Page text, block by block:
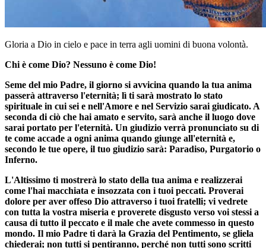
Gloria a Dio in cielo e pace in terra agli uomini di buona volontà.
Chi è come Dio? Nessuno è come Dio!
Seme del mio Padre, il giorno si avvicina quando la tua anima
passerà attraverso l'eternità; lì ti sarà mostrato lo stato
spirituale in cui sei e nell'Amore e nel Servizio sarai giudicato. A
seconda di ciò che hai amato e servito, sarà anche il luogo dove
sarai portato per l'eternità. Un giudizio verrà pronunciato su di
te come accade a ogni anima quando giunge all'eternità e,
secondo le tue opere, il tuo giudizio sarà: Paradiso, Purgatorio o
Inferno.
L'Altissimo ti mostrerà lo stato della tua anima e realizzerai
come l'hai macchiata e insozzata con i tuoi peccati. Proverai
dolore per aver offeso Dio attraverso i tuoi fratelli; vi vedrete
con tutta la vostra miseria e proverete disgusto verso voi stessi a
causa di tutto il peccato e il male che avete commesso in questo
mondo. Il mio Padre ti darà la Grazia del Pentimento, se gliela
chiederai; non tutti si pentiranno, perché non tutti sono scritti